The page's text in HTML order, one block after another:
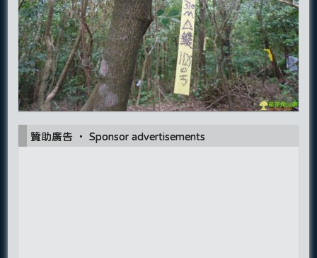
贊助廣告 ‧ Sponsor advertisements